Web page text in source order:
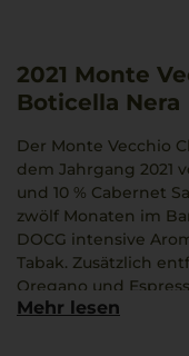
2021 Monte
Boticella Nera
Der Monte Vecchio
dem Jahrgang 2021
und 10 % Cabernet
zwölf Monaten im
DOCG intensive
Tabak. Zusätzlich
Oregano und
Das harmonische
Mehr lesen